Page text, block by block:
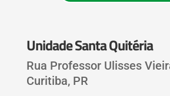
Unidade Santa Quitéria
Rua Professor Ulisses
Curitiba, PR